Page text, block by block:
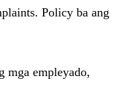
Policy ba ang
mga empleyado,